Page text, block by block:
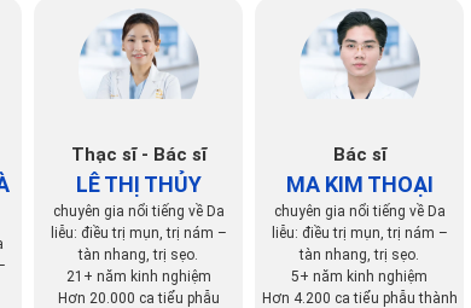
Thạc sĩ - Bác sĩ
LÊ THỊ THỦY
chuyên gia nổi tiếng về Da
liễu: điều trị mụn, trị nám –
tàn nhang, trị sẹo.
21+ năm kinh nghiệm
Hơn 20.000 ca tiểu phẫu
Bác sĩ
MA KIM THOẠI
chuyên gia nổi tiếng về Da
liễu: điều trị mụn, trị nám –
tàn nhang, trị sẹo.
5+ năm kinh nghiệm
Hơn 4.200 ca tiểu phẫu thành